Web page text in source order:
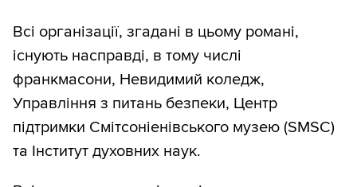
Всі організації, згадані в цьому романі,
існують насправді, в тому числі
франкмасони, Невидимий коледж,
Управління з питань безпеки, Центр
підтримки Смітсоніенівського музею (SMSC)
та Інститут духовних наук.